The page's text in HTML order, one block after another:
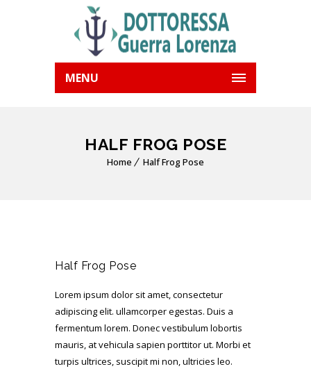
MENU
HALF FROG POSE
Home Half Frog Pose
Half Frog Pose
Lorem ipsum dolor sit amet, consectetur
adipiscing elit. ullamcorper egestas. Duis a
fermentum lorem. Donec vestibulum lobortis
mauris, at vehicula sapien porttitor ut. Morbi et
turpis ultrices, suscipit mi non, ultricies leo.